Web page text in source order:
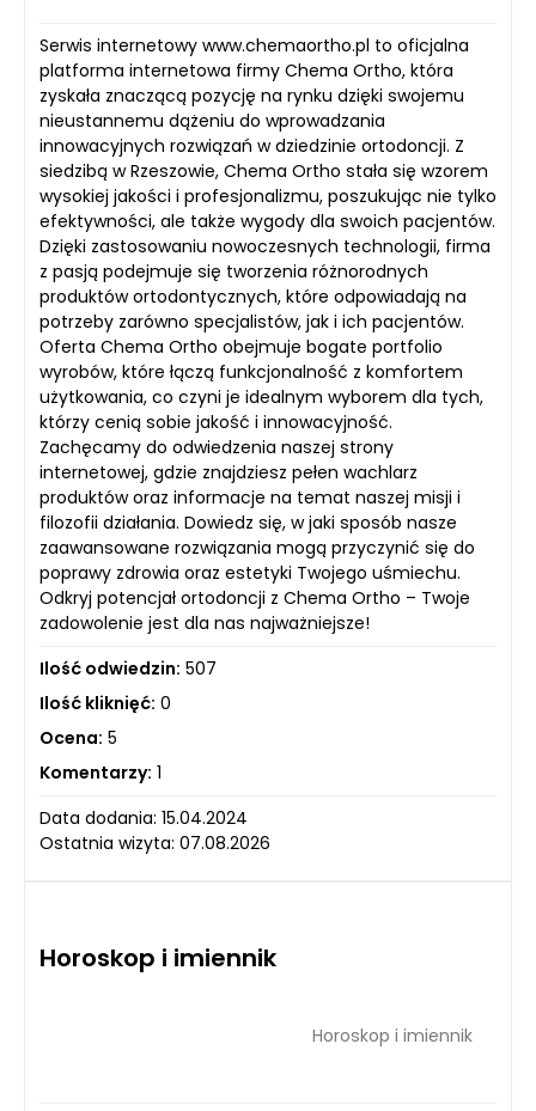
Serwis internetowy www.chemaortho.pl to oficjalna
platforma internetowa firmy Chema Ortho, która
zyskała znaczącą pozycję na rynku dzięki swojemu
nieustannemu dążeniu do wprowadzania
innowacyjnych rozwiązań w dziedzinie ortodoncji. Z
siedzibą w Rzeszowie, Chema Ortho stała się wzorem
wysokiej jakości i profesjonalizmu, poszukując nie tylko
efektywności, ale także wygody dla swoich pacjentów.
Dzięki zastosowaniu nowoczesnych technologii, firma
z pasją podejmuje się tworzenia różnorodnych
produktów ortodontycznych, które odpowiadają na
potrzeby zarówno specjalistów, jak i ich pacjentów.
Oferta Chema Ortho obejmuje bogate portfolio
wyrobów, które łączą funkcjonalność z komfortem
użytkowania, co czyni je idealnym wyborem dla tych,
którzy cenią sobie jakość i innowacyjność.
Zachęcamy do odwiedzenia naszej strony
internetowej, gdzie znajdziesz pełen wachlarz
produktów oraz informacje na temat naszej misji i
filozofii działania. Dowiedz się, w jaki sposób nasze
zaawansowane rozwiązania mogą przyczynić się do
poprawy zdrowia oraz estetyki Twojego uśmiechu.
Odkryj potencjał ortodoncji z Chema Ortho – Twoje
zadowolenie jest dla nas najważniejsze!
Ilość odwiedzin: 507
Ilość kliknięć: 0
Ocena: 5
Komentarzy: 1
Data dodania: 15.04.2024
Ostatnia wizyta: 07.08.2026
Horoskop i imiennik
Horoskop i imiennik